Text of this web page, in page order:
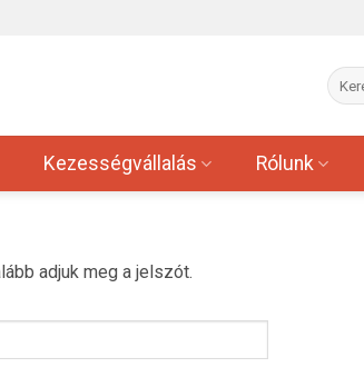
Kezességvállalás Rólunk
adjuk meg a jelszót.